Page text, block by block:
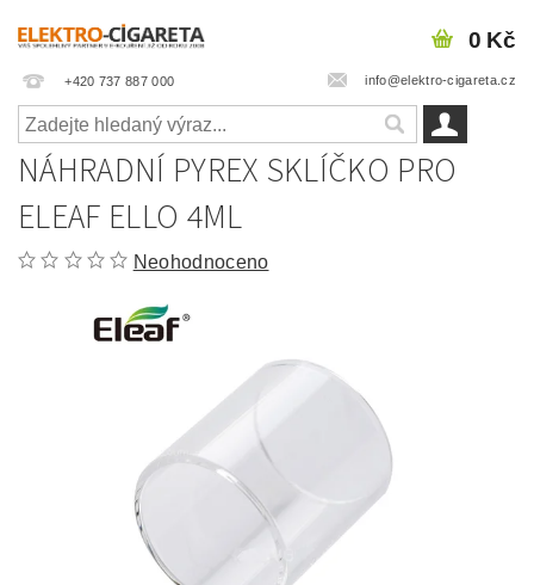
+420 737 887 000 info@elektro-cigareta.cz
0 Kč
NÁHRADNÍ PYREX SKLÍČKO PRO
ELEAF ELLO 4ML
Neohodnoceno